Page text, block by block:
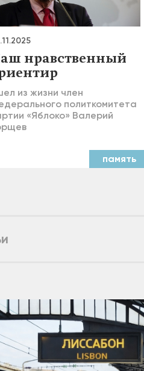
нравственный
из жизни член
политкомитета
«Яблоко» Валерий
память